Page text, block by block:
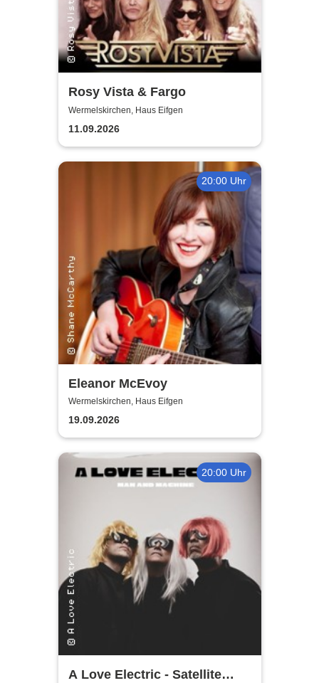
Rosy Vista & Fargo
Wermelskirchen, Haus Eifgen
11.09.2026
20:00 Uhr
Eleanor McEvoy
Wermelskirchen, Haus Eifgen
19.09.2026
20:00 Uhr
A Love Electric - Satellite